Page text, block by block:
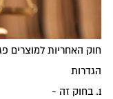
חוק האחריות למוצרים
הגדרות
1. בחוק זה -